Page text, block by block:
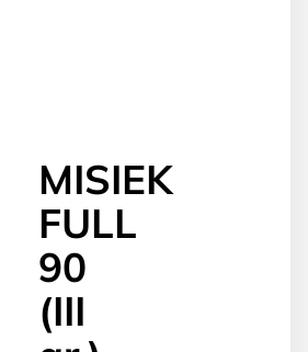
MISIEK
FULL
90
(III